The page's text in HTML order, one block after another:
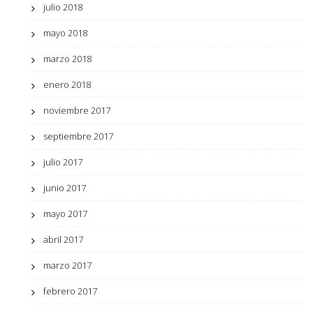
julio 2018
mayo 2018
marzo 2018
enero 2018
noviembre 2017
septiembre 2017
julio 2017
junio 2017
mayo 2017
abril 2017
marzo 2017
febrero 2017